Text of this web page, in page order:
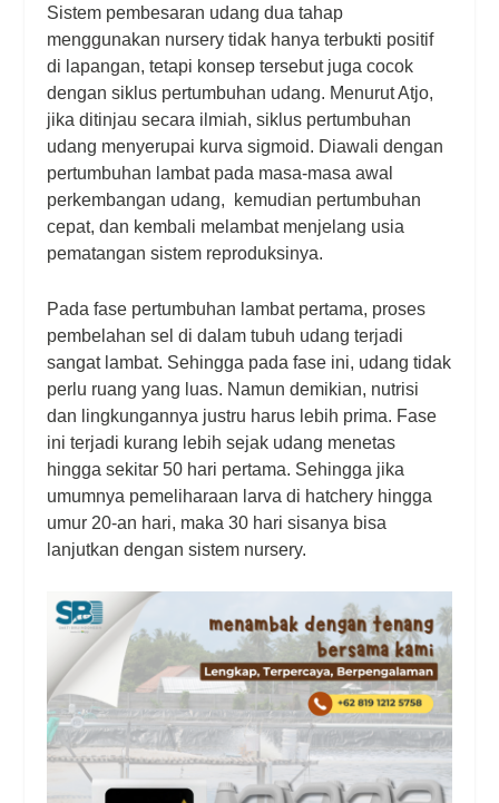
Sistem pembesaran udang dua tahap
menggunakan nursery tidak hanya terbukti positif
di lapangan, tetapi konsep tersebut juga cocok
dengan siklus pertumbuhan udang. Menurut Atjo,
jika ditinjau secara ilmiah, siklus pertumbuhan
udang menyerupai kurva sigmoid. Diawali dengan
pertumbuhan lambat pada masa-masa awal
perkembangan udang, kemudian pertumbuhan
cepat, dan kembali melambat menjelang usia
pematangan sistem reproduksinya.
Pada fase pertumbuhan lambat pertama, proses
pembelahan sel di dalam tubuh udang terjadi
sangat lambat. Sehingga pada fase ini, udang tidak
perlu ruang yang luas. Namun demikian, nutrisi
dan lingkungannya justru harus lebih prima. Fase
ini terjadi kurang lebih sejak udang menetas
hingga sekitar 50 hari pertama. Sehingga jika
umumnya pemeliharaan larva di hatchery hingga
umur 20-an hari, maka 30 hari sisanya bisa
lanjutkan dengan sistem nursery.